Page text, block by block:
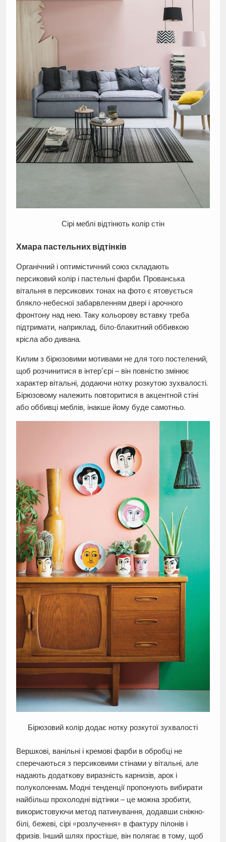
Сірі меблі відтінють колір стін
Хмара пастельних відтінків
Органічний і оптимістичний союз складають
персиковий колір і пастельні фарби. Прованська
вітальня в персикових тонах на фото є ятовується
блякло-небесної забарвленням двері і арочного
фронтону над нею. Таку кольорову вставку треба
підтримати, наприклад, біло-блакитний оббивкою
крісла або дивана.
Килим з бірюзовими мотивами не для того постелений,
щоб розчинитися в інтер’єрі – він повністю змінює
характер вітальні, додаючи нотку розкутою зухвалості.
Бірюзовому належить повторитися в акцентной стіні
або оббивці меблів, інакше йому буде самотньо.
Бірюзовий колір додає нотку розкутої зухвалості
Вершкові, ванільні і кремові фарби в обробці не
сперечаються з персиковими стінами у вітальні, але
надають додаткову виразність карнизів, арок і
полуколоннам. Модні тенденції пропонують вибирати
найбільш прохолодні відтінки – це можна зробити,
використовуючи метод патинування, додавши сніжно-
білі, бежеві, сірі «розлучення» в фактуру пілонів і
фризів. Інший шлях простіше, він полягає в тому, щоб